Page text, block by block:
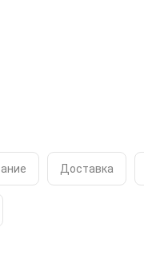
Доставка